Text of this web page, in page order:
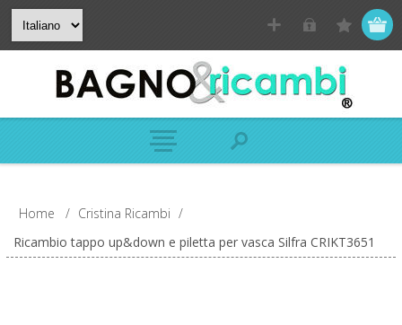
Home / Cristina Ricambi /
Ricambio tappo up&down e piletta per vasca Silfra CRIKT3651